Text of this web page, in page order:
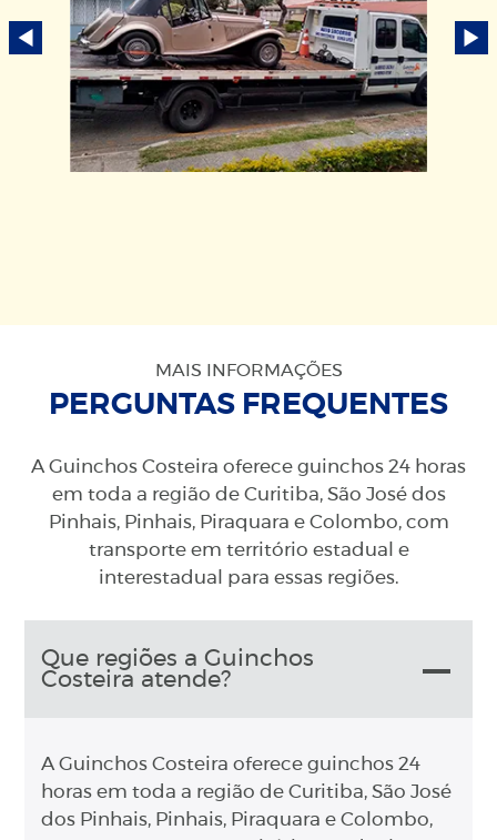
MAIS INFORMAÇÕES
PERGUNTAS FREQUENTES
A Guinchos Costeira oferece guinchos 24 horas
em toda a região de Curitiba, São José dos
Pinhais, Pinhais, Piraquara e Colombo, com
transporte em território estadual e
interestadual para essas regiões.
Que regiões a Guinchos
Costeira atende?
A Guinchos Costeira oferece guinchos 24
horas em toda a região de Curitiba, São José
dos Pinhais, Pinhais, Piraquara e Colombo,